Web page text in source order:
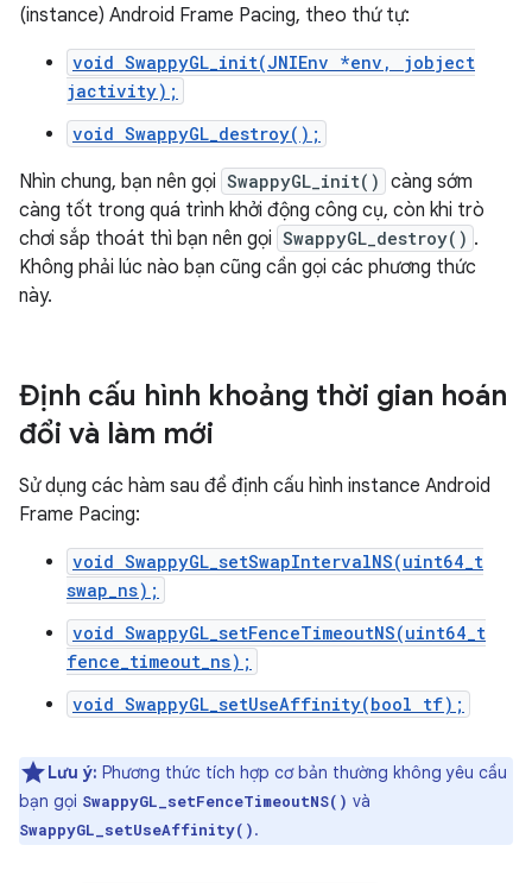
(instance) Android Frame Pacing, theo thứ tự:
void SwappyGL_init(JNIEnv *env, jobject
jactivity);
void SwappyGL_destroy();
Nhìn chung, bạn nên gọi SwappyGL_init() càng sớm
càng tốt trong quá trình khởi động công cụ, còn khi trò
chơi sắp thoát thì bạn nên gọi SwappyGL_destroy() .
Không phải lúc nào bạn cũng cần gọi các phương thức
này.
Định cấu hình khoảng thời gian hoán
đổi và làm mới
Sử dụng các hàm sau để định cấu hình instance Android
Frame Pacing:
void SwappyGL_setSwapIntervalNS(uint64_t
swap_ns);
void SwappyGL_setFenceTimeoutNS(uint64_t
fence_timeout_ns);
void SwappyGL_setUseAffinity(bool tf);
Lưu ý: Phương thức tích hợp cơ bản thường không yêu cầu
bạn gọi SwappyGL_setFenceTimeoutNS() và
SwappyGL_setUseAffinity().